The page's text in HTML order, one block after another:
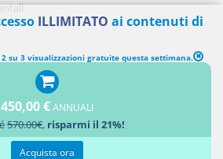
ILLIMITATO ai contenuti di
2 su 3 visualizzazioni gratuite questa settimana.
450,00 €ANNUALI
570.00€, risparmi il 21%!
Acquista ora